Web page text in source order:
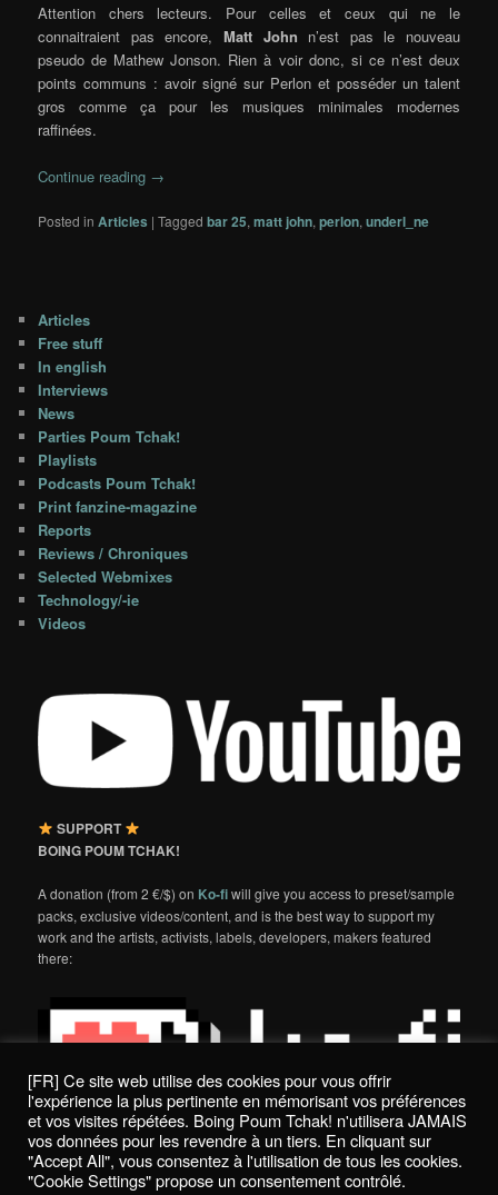
Attention chers lecteurs. Pour celles et ceux qui ne le
connaitraient pas encore, Matt John n’est pas le nouveau
pseudo de Mathew Jonson. Rien à voir donc, si ce n’est deux
points communs : avoir signé sur Perlon et posséder un talent
gros comme ça pour les musiques minimales modernes
raffinées.
Continue reading →
Posted in Articles |Tagged bar 25,matt john,perlon,underl_ne
Articles
Free stuff
In english
Interviews
News
Parties Poum Tchak!
Playlists
Podcasts Poum Tchak!
Print fanzine-magazine
Reports
Reviews / Chroniques
Selected Webmixes
Technology/-ie
Videos
SUPPORT
BOING POUM TCHAK!
A donation (from 2 €/$) on Ko-fiwill give you access to preset/sample
packs, exclusive videos/content, and is the best way to support my
work and the artists, activists, labels, developers, makers featured
there:
Politique de confidentialité / Privacy Policy
[FR] Ce site web utilise des cookies pour vous offrir
l'expérience la plus pertinente en mémorisant vos préférences
et vos visites répétées. Boing Poum Tchak! n'utilisera JAMAIS
vos données pour les revendre à un tiers. En cliquant sur
"Accept All", vous consentez à l'utilisation de tous les cookies.
"Cookie Settings" propose un consentement contrôlé.